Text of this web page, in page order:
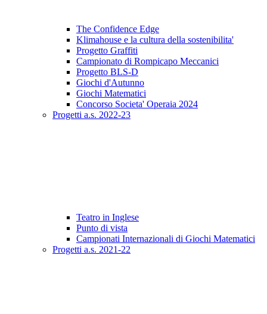
The Confidence Edge
Klimahouse e la cultura della sostenibilita'
Progetto Graffiti
Campionato di Rompicapo Meccanici
Progetto BLS-D
Giochi d'Autunno
Giochi Matematici
Concorso Societa' Operaia 2024
Progetti a.s. 2022-23
Teatro in Inglese
Punto di vista
Campionati Internazionali di Giochi Matematici
Progetti a.s. 2021-22